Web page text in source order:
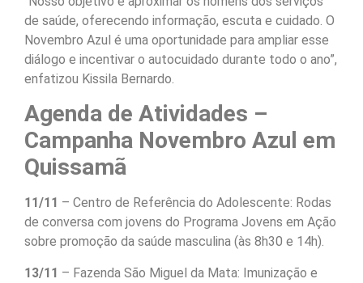
de saúde, oferecendo informação, escuta e cuidado. O
Novembro Azul é uma oportunidade para ampliar esse
diálogo e incentivar o autocuidado durante todo o ano”,
enfatizou Kissila Bernardo.
Agenda de Atividades –
Campanha Novembro Azul em
Quissamã
11/11 – Centro de Referência do Adolescente: Rodas
de conversa com jovens do Programa Jovens em Ação
sobre promoção da saúde masculina (às 8h30 e 14h).
13/11 – Fazenda São Miguel da Mata: Imunização e